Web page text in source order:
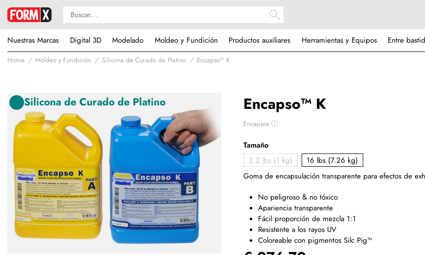
Nuestras Marcas
Digital 3D Modelado Moldeo y Fundición Productos auxiliares Herramientas y Equipos Entre
Home Moldeo y Fundición Silicona de Curado de Platino Encapso™ K
Encapso™ K
Encapsoxⓘ
Silicona de Curado de Platino
Tamaño
2.2 lbs (1 kg)
16 lbs (7.26 kg)
Goma de encapsulación transparente para efectos de
No peligroso & no tóxico
Apariencia transparente
Fácil proporción de mezcla 1:1
Resistente a los rayos UV
Coloreable con pigmentos Silc Pig™